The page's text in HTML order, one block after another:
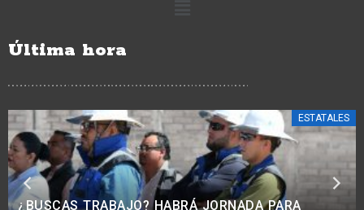
Última hora
ESTATALES
RECONOCIMIENTOS INTERNACIONALES,